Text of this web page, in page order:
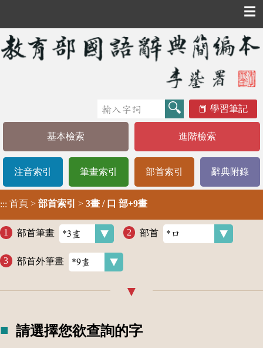
☰
學習筆記
基本檢索 進階檢索
注音索引 筆畫索引 部首索引 辭典附錄
::: 首頁 > 部首索引 > 3畫 / 口 部+9畫
部首筆畫 部首
部首外筆畫
請選擇您欲查詢的字